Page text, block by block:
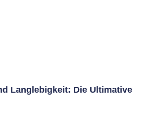
Langlebigkeit: Die Ultimative